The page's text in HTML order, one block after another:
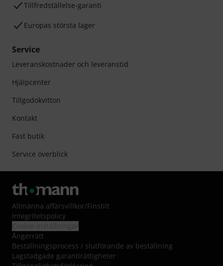
Tillfredställelse-garanti
Europas största lager
Service
Leveranskostnader och leveranstid
Hjälpcenter
Tillgodokvitton
Kontakt
Fast butik
Service överblick
Allmänna affärsvillkor/Finstilt
Integritetspolicy
Ångerrätt
Beställningsprocess / slutförande av beställning
Lagstadgade garantirättigheter